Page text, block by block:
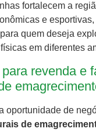
fortalecem a
e
quem deseja
em diferentes
revenda e
oportunidade de
de